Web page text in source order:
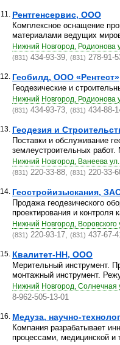
11. Рентгенсервис, ООО
Комплексное оснащение
материалами ведущих
Нижний Новгород, Родионова
(831) 434-93-39, (831) 278-91-
12. Геобилд, ООО «Рентест»
Геодезические и
Нижний Новгород, Родионова
(831) 434-93-73, (831) 434-88-
13. Геодезия и
Поставки и обслуживание
землеустроительных
Нижний Новгород, Ванеева
(831) 220-33-88, (831) 220-33-
14. Геостройизыскания,
Продажа геодезического
проектирования и контроля
Нижний Новгород, Воровского
(831) 220-93-17, (831) 437-67-
15. Квалитет-НН, ООО
Мерительный инструмент.
монтажный инструмент.
Нижний Новгород, Солнечная
8-962-505-13-01
16. Медуза, научно-
Компания разрабатывает
процессами, медицинской и